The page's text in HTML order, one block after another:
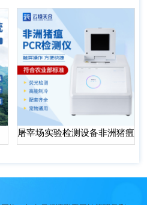
屠宰场实验检测设备非洲猪瘟